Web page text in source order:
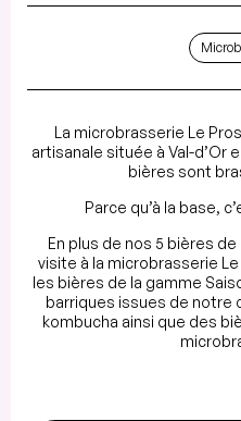
La microbrasserie Le
artisanale située à Val-d’Or
bières sont
Parce qu’à la base,
En plus de nos 5 bières
visite à la microbrasserie
les bières de la gamme
barriques issues de notre
kombucha ainsi que des